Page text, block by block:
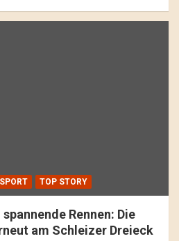
SPORT TOP STORY
Rennen: Die
am Schleizer Dreieck